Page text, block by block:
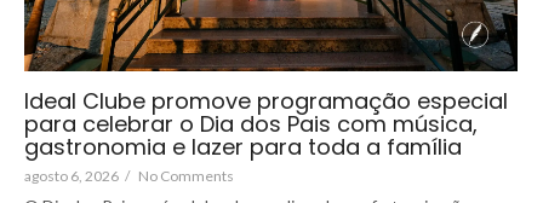
Ideal Clube promove programação especial
para celebrar o Dia dos Pais com música,
gastronomia e lazer para toda a família
agosto 6, 2026 / No Comments